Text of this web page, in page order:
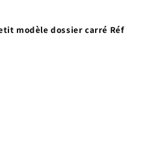
modèle dossier carré Réf